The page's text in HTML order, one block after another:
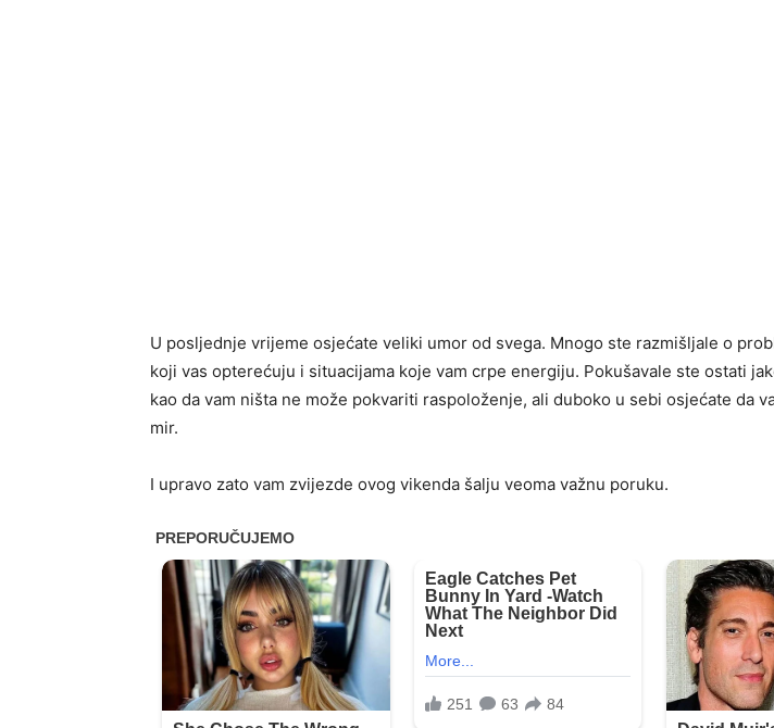
U posljednje vrijeme osjećate veliki umor od svega. Mnogo ste razmišljale o
koji vas opterećuju i situacijama koje vam crpe energiju. Pokušavale ste ostati
kao da vam ništa ne može pokvariti raspoloženje, ali duboko u sebi osjećate da
mir.
I upravo zato vam zvijezde ovog vikenda šalju veoma važnu poruku.